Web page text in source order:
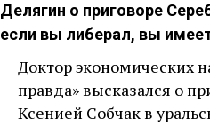
Делягин о приговоре
если вы либерал, вы
Доктор экономических
правда» высказался о
Ксенией Собчак в